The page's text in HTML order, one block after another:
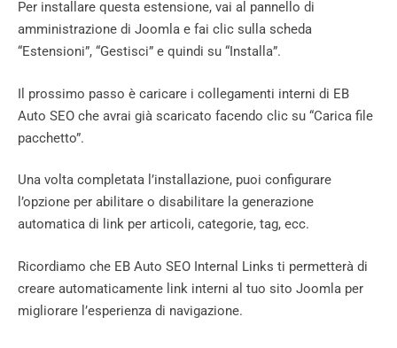
Per installare questa estensione, vai al pannello di
amministrazione di Joomla e fai clic sulla scheda
“Estensioni”, “Gestisci” e quindi su “Installa”.
Il prossimo passo è caricare i collegamenti interni di EB
Auto SEO che avrai già scaricato facendo clic su “Carica file
pacchetto”.
Una volta completata l’installazione, puoi configurare
l’opzione per abilitare o disabilitare la generazione
automatica di link per articoli, categorie, tag, ecc.
Ricordiamo che EB Auto SEO Internal Links ti permetterà di
creare automaticamente link interni al tuo sito Joomla per
migliorare l’esperienza di navigazione.